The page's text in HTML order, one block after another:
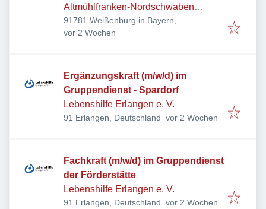
Altmühlfranken-Nordschwaben
gGmbH
91781 Weißenburg in Bayern,
Deutschland
Veröffentlicht:
vor 2 Wochen
Ergänzungskraft (m/w/d) im
Gruppendienst - Spardorf
Lebenshilfe Erlangen e. V.
91 Erlangen, Deutschland Veröffentlicht:
vor 2 Wochen
Fachkraft (m/w/d) im Gruppendienst
der Förderstätte
Lebenshilfe Erlangen e. V.
91 Erlangen, Deutschland Veröffentlicht:
vor 2 Wochen